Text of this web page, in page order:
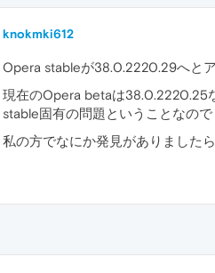
knokmki612
Opera stableが38.0.2220.29へと
現在のOpera betaは38.0.2220.25
stable固有の問題ということなので
私の方でなにか発見がありました